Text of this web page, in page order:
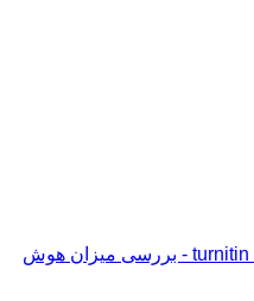
بررسی مقالات شما به وسیله قوی ترین Ai Detector توسط turnitin - بررسی میزان هوش